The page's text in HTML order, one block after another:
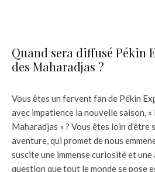
Quand sera diffusé Pékin
des Maharadjas ?
Vous êtes un fervent fan de Pékin
avec impatience la nouvelle saison, «
Maharadjas » ? Vous êtes loin
aventure, qui promet de nous
suscite une immense curiosité et
question que tout le monde se pose